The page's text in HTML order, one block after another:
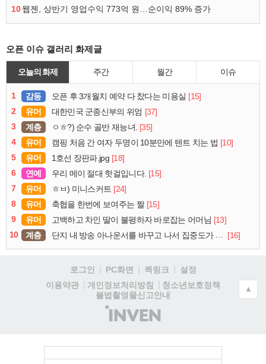
10웹젠, 상반기 영업수익 773억 원…순이익 89% 증가
오픈 이슈 갤러리 화제글
오늘의 화제 주간 월간 이슈
1 감동 오픈 후 3개월치 예약 다 찼다는 미용실 [15]
2
유머 대한민국 군종신부의 위엄 [37]
3
계층 ㅇㅎ?) 순수 골반 재능녀. [35]
4
유머 캠핑 처음 간 여자 두명이 10분만에 텐트 치는 법 [10]
5
유머 1호선 장판파.jpg [18]
6
연예 우리 메이 절대 핫걸입니다. [15]
7
유머 ㅎㅂ) 미니스커트 [24]
8
유머 축협을 한번에 보여주는 짤 [15]
9
유머 고백하고 차인 딸이 불평하자 바로잡는 어머님 [13]
10
계층 단지 내 방송 아나운서를 바꾸고 나서 집중도가 확 올라갔다는 한 아파트의 안내방송 [16]
로그인 PC화면 퀵링크
설정
이용약관
개인정보처리방침
청소년보호정책
불법촬영물신고안내
(주)
인
▲